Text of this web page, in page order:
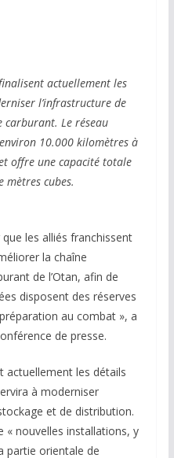
actuellement les
l’infrastructure de
carburant. Le réseau
environ 10.000 kilomètres à
offre une capacité totale
mètres cubes.
que les alliés franchissent
la chaîne
de l’Otan, afin de
disposent des réserves
au combat », a
de presse.
actuellement les détails
à moderniser
et de distribution.
« nouvelles installations, y
partie orientale de